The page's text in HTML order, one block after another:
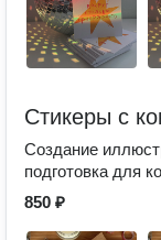
Стикеры с
Создание
подготовка для
850 ₽